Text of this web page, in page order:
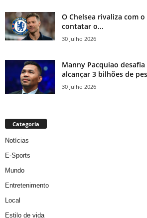
O Chelsea rivaliza com
contatar o...
30 Julho 2026
Manny Pacquiao
alcançar 3 bilhões de
30 Julho 2026
Categoria
Notícias
E-Sports
Mundo
Entretenimento
Local
Estilo de vida